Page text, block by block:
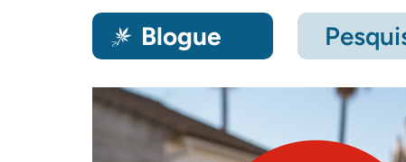
Blogue